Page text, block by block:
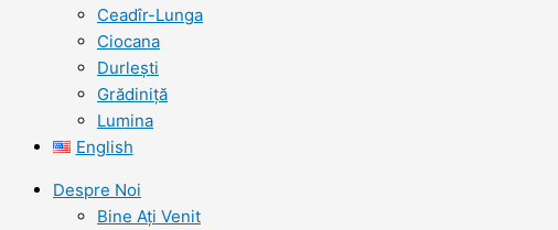
Ceadîr-Lunga
Ciocana
Durlești
Grădiniță
Lumina
English
Despre Noi
Bine Ați Venit